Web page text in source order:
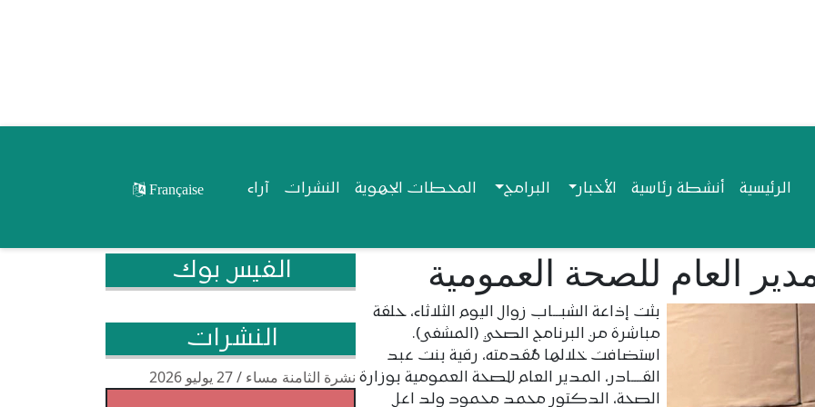
Navigationالرئيسية أنشطة رئاسية الأخبار البرامج المحطات الجهوية النشرات آراء Française
العام للصحة العمومية
بثت إذاعة الشبـــاب زوال اليوم الثلاثاء، حلقة
مباشرة من البرنامج الصحي (المشفى).
استضافت خلالها مُقدمته، رقية بنت عبد
القــــادر، المدير العام للصحة العمومية بوزارة
الصحة، الدكتور محمد محمود ولد اعل
الفيس بوك
النشرات
نشرة الثامنة مساء / 27 يوليو 2026